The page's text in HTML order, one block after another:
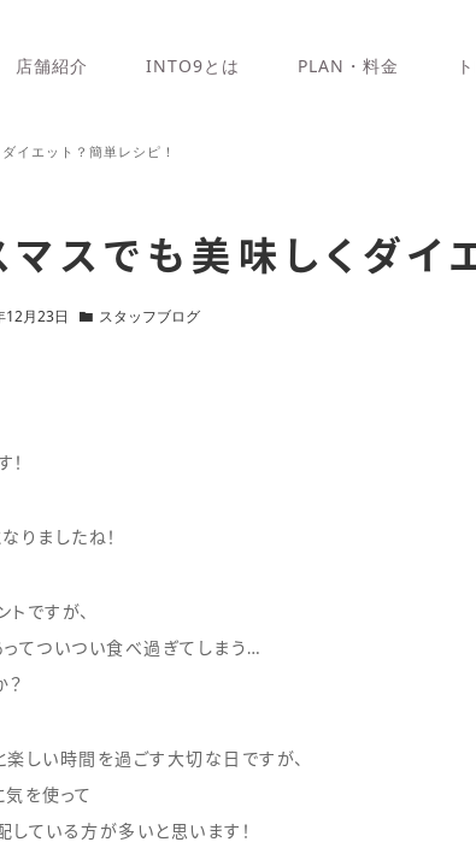
店舗紹介 INTO9とは PLAN・料金
イエット？簡単レシピ！
マスでも美味しくダイ
12月23日 スタッフブログ
りましたね！
ですが、
てついつい食べ過ぎてしまう…
？
しい時間を過ごす大切な日ですが、
を使って
ている方が多いと思います！